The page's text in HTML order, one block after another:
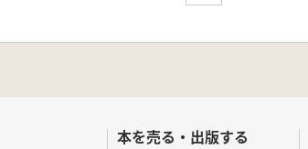
本を売る・出版する